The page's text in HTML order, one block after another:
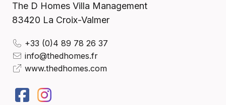
The D Homes Villa Management
83420 La Croix-Valmer
+33 (0)4 89 78 26 37
info@thedhomes.fr
www.thedhomes.com